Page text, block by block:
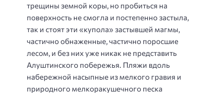
трещины земной коры, но пробиться на
поверхность не смогла и постепенно застыла,
так и стоят эти «купола» застывшей магмы,
частично обнаженные, частично поросшие
лесом, и без них уже никак не представить
Алуштинского побережья. Пляжи вдоль
набережной насыпные из мелкого гравия и
природного мелкоракушечного песка